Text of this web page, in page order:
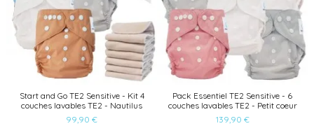
Start and Go TE2 Sensitive - Kit 4
couches lavables TE2 - Nautilus
99,90 €
Pack Essentiel TE2 Sensitive - 6
couches lavables TE2 - Petit coeur
139,90 €